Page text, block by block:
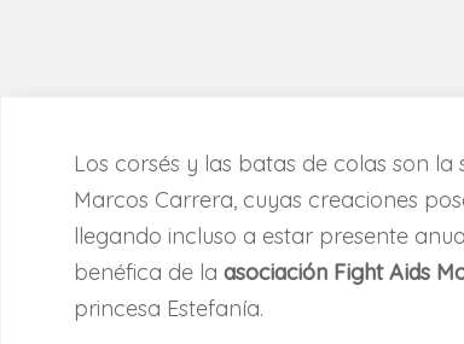
Los corsés y las batas de colas son
Marcos Carrera, cuyas creaciones
llegando incluso a estar presente
benéfica de la asociación Fight Aids
princesa Estefanía.